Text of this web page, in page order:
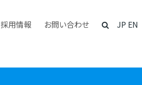
採用情報 お問い合わせ JP EN